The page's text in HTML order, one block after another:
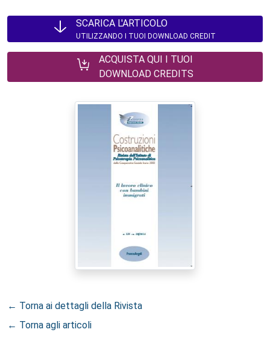
SCARICA L'ARTICOLO
UTILIZZANDO I TUOI DOWNLOAD CREDIT
ACQUISTA QUI I TUOI
DOWNLOAD CREDITS
← Torna ai dettagli della Rivista
← Torna agli articoli